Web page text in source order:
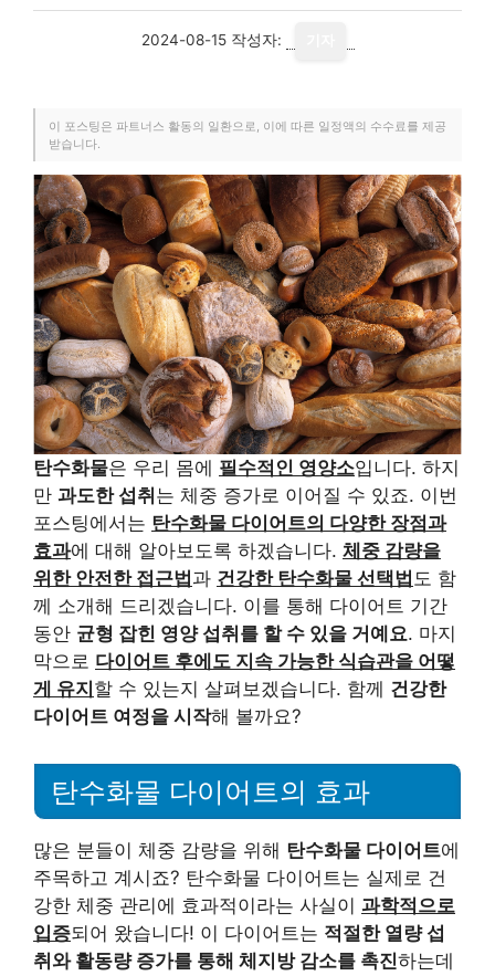
2024-08-15 작성자:
이 포스팅은 파트너스 활동의 일환으로, 이에 따른 일정액의 수수료를 제공
받습니다.
탄수화물은 우리 몸에 필수적인 영양소입니다. 하지
만 과도한 섭취 는 체중 증가로 이어질 수 있죠. 이번
포스팅에서는 탄수화물 다이어트의 다양한 장점과
효과에 대해 알아보도록 하겠습니다. 체중 감량을
위한 안전한 접근법 과 건강한 탄수화물 선택법 도 함
께 소개해 드리겠습니다. 이를 통해 다이어트 기간
동안 균형 잡힌 영양 섭취를 할 수 있을 거예요. 마지
막으로 다이어트 후에도 지속 가능한 식습관을 어떻
게 유지 할 수 있는지 살펴보겠습니다. 함께 건강한
다이어트 여정을 시작해 볼까요?
탄수화물 다이어트의 효과
많은 분들이 체중 감량을 위해 탄수화물 다이어트에
주목하고 계시죠? 탄수화물 다이어트는 실제로 건
강한 체중 관리에 효과적이라는 사실이 과학적으로
입증되어 왔습니다! 이 다이어트는 적절한 열량 섭
취와 활동량 증가를 통해 체지방 감소를 촉진하는데